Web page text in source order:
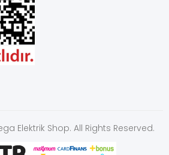
Elektrik Shop. All Rights Reserved.